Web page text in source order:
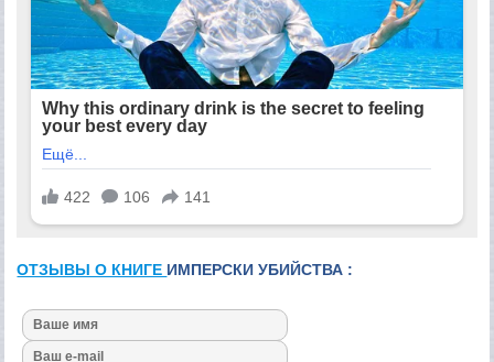
ОТЗЫВЫ О КНИГЕ ИМПЕРСКИ УБИЙСТВА :